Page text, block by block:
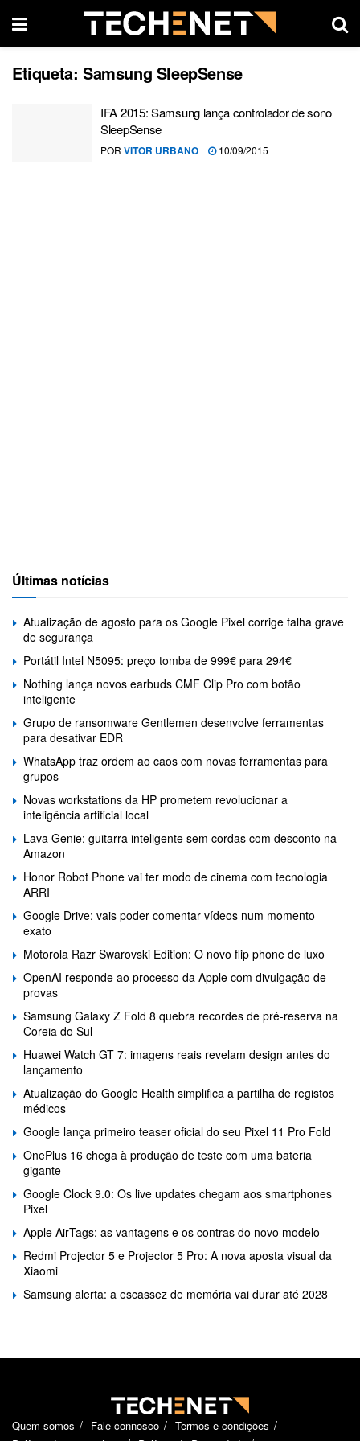
Etiqueta: Samsung SleepSense
IFA 2015: Samsung lança controlador de sono
SleepSense
POR VITOR URBANO 10/09/2015
Últimas notícias
Atualização de agosto para os Google Pixel corrige falha grave
de segurança
Portátil Intel N5095: preço tomba de 999€ para 294€
Nothing lança novos earbuds CMF Clip Pro com botão
inteligente
Grupo de ransomware Gentlemen desenvolve ferramentas
para desativar EDR
WhatsApp traz ordem ao caos com novas ferramentas para
grupos
Novas workstations da HP prometem revolucionar a
inteligência artificial local
Lava Genie: guitarra inteligente sem cordas com desconto na
Amazon
Honor Robot Phone vai ter modo de cinema com tecnologia
ARRI
Google Drive: vais poder comentar vídeos num momento
exato
Motorola Razr Swarovski Edition: O novo flip phone de luxo
OpenAI responde ao processo da Apple com divulgação de
provas
Samsung Galaxy Z Fold 8 quebra recordes de pré-reserva na
Coreia do Sul
Huawei Watch GT 7: imagens reais revelam design antes do
lançamento
Atualização do Google Health simplifica a partilha de registos
médicos
Google lança primeiro teaser oficial do seu Pixel 11 Pro Fold
OnePlus 16 chega à produção de teste com uma bateria
gigante
Google Clock 9.0: Os live updates chegam aos smartphones
Pixel
Apple AirTags: as vantagens e os contras do novo modelo
Redmi Projector 5 e Projector 5 Pro: A nova aposta visual da
Xiaomi
Samsung alerta: a escassez de memória vai durar até 2028
Quem somos Fale connosco
Termos e condições